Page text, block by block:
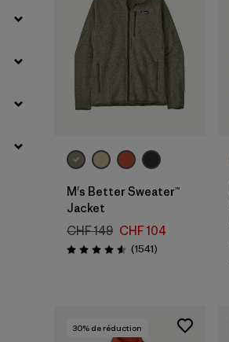
M's Better Sweater™
Jacket
CHF 149 CHF 104
Évaluation: 4.6 / 5
(1541Avis
)
30% de réduction